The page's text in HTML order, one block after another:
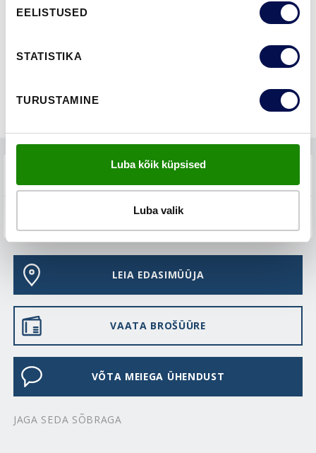
EELISTUSED
STATISTIKA
TURUSTAMINE
Luba kõik küpsised
Luba valik
TEHNILINE KIRJELDUS
LEIA EDASIMÜÜJA
VAATA BROŠÜÜRE
VÕTA MEIEGA ÜHENDUST
JAGA SEDA SÕBRAGA